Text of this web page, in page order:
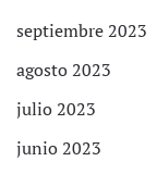
septiembre 2023
agosto 2023
julio 2023
junio 2023